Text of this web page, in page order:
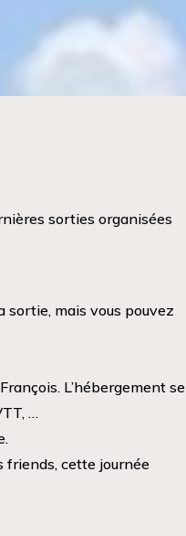
sorties organisées
sortie, mais vous pouvez
L’hébergement se
…
friends, cette journée